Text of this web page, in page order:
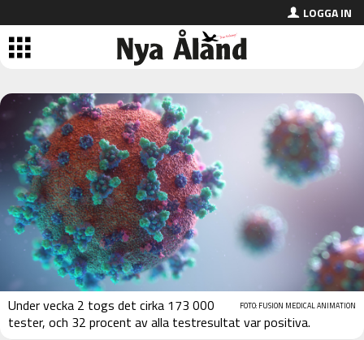
LOGGA IN
FOTO: FUSION MEDICAL ANIMATION
Under vecka 2 togs det cirka 173 000
tester, och 32 procent av alla testresultat var positiva.